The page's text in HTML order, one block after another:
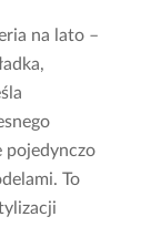
na lato –
pojedynczo
To